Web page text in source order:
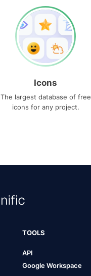
Icons
The largest database of free
icons for any project.
TOOLS
API
Google Workspace